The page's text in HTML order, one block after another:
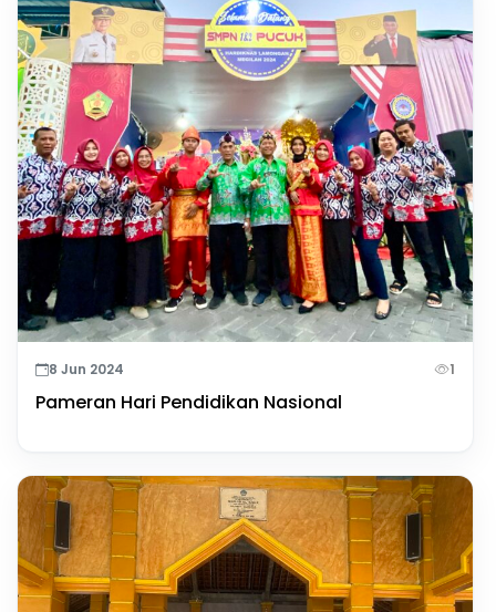
8 Jun 2024 1
Pameran Hari Pendidikan Nasional